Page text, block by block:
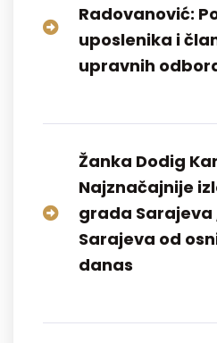
Radovanović:
uposlenika i
upravnih
Žanka Dodig
Najznačajnije
grada Sarajeva
Sarajeva od
danas